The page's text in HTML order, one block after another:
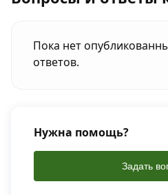
Пока нет
ответов.
Нужна помощь?
Задать